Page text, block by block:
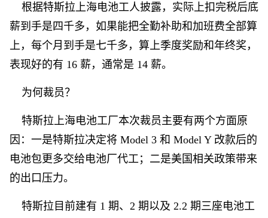
根据特斯拉上海电池工人披露，实际上扣完税后底
薪到手是四千多，如果能把全勤补助和加班费全部算
上，每个月到手是七千多，算上季度奖励和年终奖，
表现好的有 16 薪，通常是 14 薪。
为何裁员？
特斯拉上海电池工厂本次裁员主要有两个方面原
因：一是特斯拉决定将 Model 3 和 Model Y 改款后的
电池包更多交给电池厂代工；二是美国相关政策带来
的出口压力。
特斯拉目前建有 1 期、2 期以及 2.2 期三座电池工